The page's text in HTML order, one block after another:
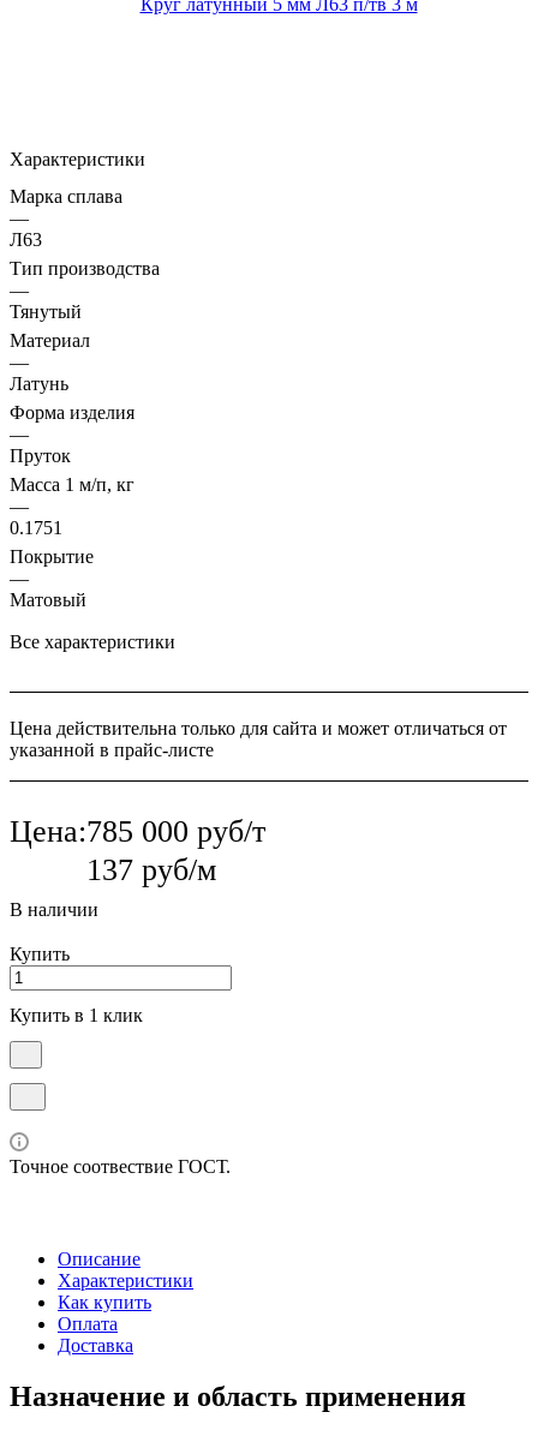
Характеристики
Марка сплава
—
Л63
Тип производства
—
Тянутый
Материал
—
Латунь
Форма изделия
—
Пруток
Масса 1 м/п, кг
—
0.1751
Покрытие
—
Матовый
Все характеристики
Цена действительна только для сайта и может отличаться от
указанной в прайс-листе
Цена:785 000 руб/т
137 руб/м
В наличии
Купить
Купить в 1 клик
Точное соотвествие ГОСТ.
Описание
Характеристики
Как купить
Оплата
Доставка
Назначение и область применения